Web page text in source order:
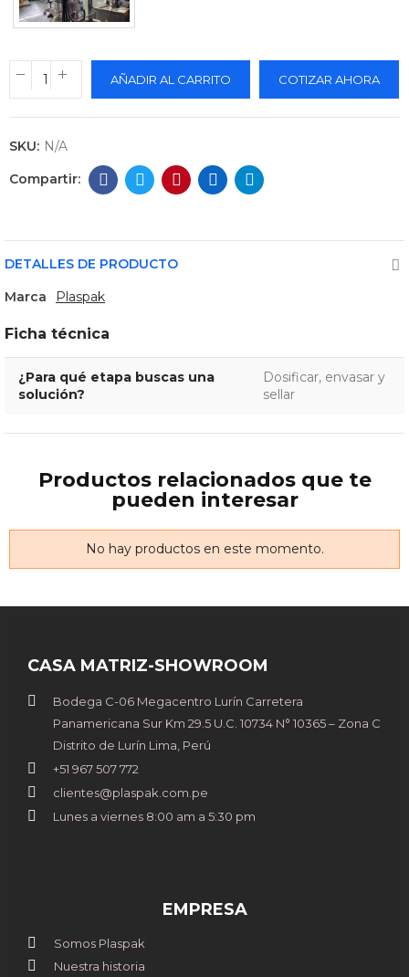
AÑADIR AL CARRITO COTIZAR AHORA
SKU: N/A
DETALLES DE PRODUCTO
Marca
Plaspak
Ficha técnica
¿Para qué etapa buscas una
solución?
Dosificar, envasar y
sellar
Productos relacionados que te
pueden interesar
No hay productos en este momento.
CASA MATRIZ-SHOWROOM
Bodega C-06 Megacentro Lurín Carretera
Panamericana Sur Km 29.5 U.C. 10734 N° 10365 – Zona C
Distrito de Lurín Lima, Perú
+51 967 507 772
clientes@plaspak.com.pe
Lunes a viernes 8:00 am a 5:30 pm
EMPRESA
Somos Plaspak
Nuestra historia